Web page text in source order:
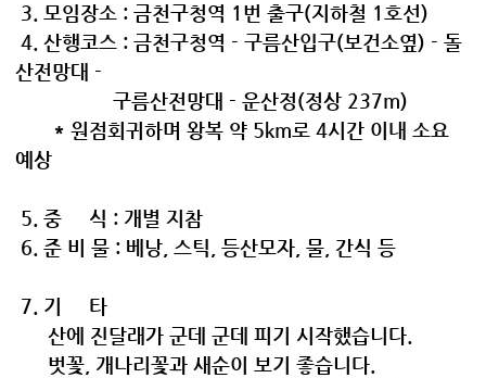
3. 모임장소 : 금천구청역 1번 출구(지하철 1호선)
4. 산행코스 : 금천구청역 - 구름산입구(보건소옆) - 돌
산전망대 -
구름산전망대 - 운산정(정상 237m)
* 원점회귀하며 왕복 약 5km로 4시간 이내 소요
예상
5. 중 식 : 개별 지참
6. 준 비 물 : 베낭, 스틱, 등산모자, 물, 간식 등
7. 기 타
산에 진달래가 군데 군데 피기 시작했습니다.
벗꽃, 개나리꽃과 새순이 보기 좋습니다.